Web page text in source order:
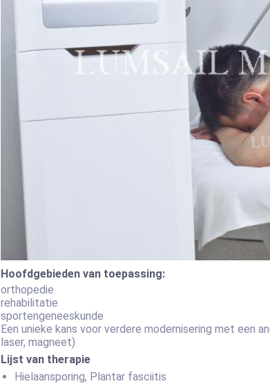
Hoofdgebieden van toepassing:
orthopedie
rehabilitatie
sportengeneeskunde
Een unieke kans voor verdere modernisering met een
laser, magneet)
Lijst van therapie
Hielaansporing, Plantar fasciitis